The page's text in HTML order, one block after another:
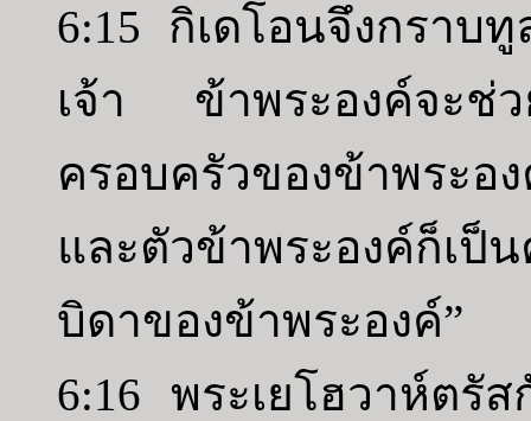
6:15 กิเดโอนจึงกราบ
เจ้า ข้าพระองค์จะช่ว
ครอบครัวของข้าพระอ
และตัวข้าพระองค์ก็เป็
บิดาของข้าพระองค์”
6:16 พระเยโฮวาห์ตรัส